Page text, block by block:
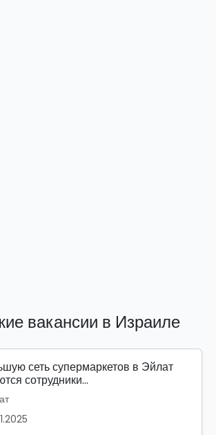
вакансии в Израиле
сеть супермаркетов в Эйлат
сотрудники...